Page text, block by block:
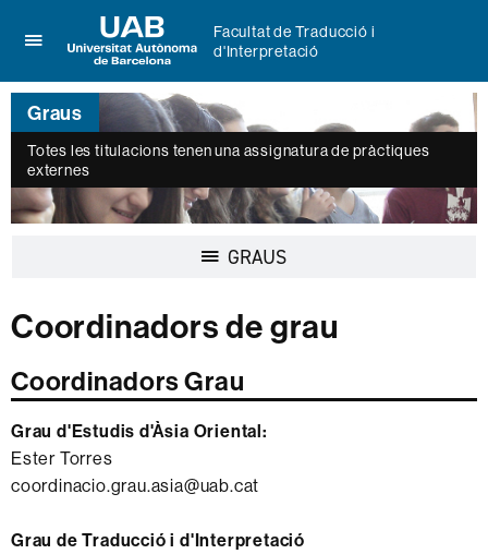
per
desplegar
el
menú
de
Facultat
de
Universitat
Autònoma
Barcelona
Facultat de Traducció i
d'Interpretació
Graus
Totes les titulacions tenen una assignatura de pràctiques
externes
GRAUS
Coordinadors de grau
Coordinadors Grau
Grau d'Estudis d'Àsia Oriental:
Ester Torres
coordinacio.grau.asia@uab.cat
Grau de Traducció i d'Interpretació